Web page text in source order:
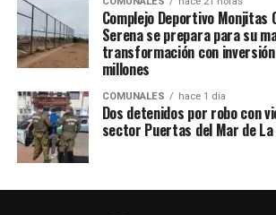
Complejo Deportivo Monjitas
Serena se prepara para su
transformación con
millones
COMUNALES hace 1 día
Dos detenidos por robo con
sector Puertas del Mar de